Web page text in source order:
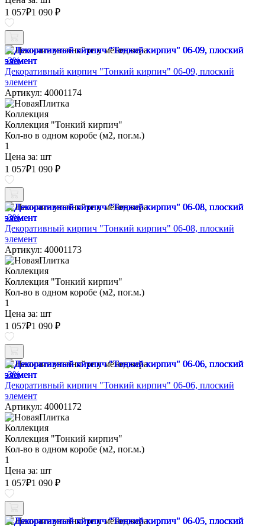
1 057₽1 090 ₽
Наличие уточняйте у менеджера
-3%
Декоративный кирпич "Тонкий кирпич" 06-09, плоский
элемент
Артикул: 40001174
Коллекция
Коллекция "Тонкий кирпич"
Кол-во в одном коробе (м2, пог.м.)
1
Цена за: шт
1 057₽1 090 ₽
Наличие уточняйте у менеджера
-3%
Декоративный кирпич "Тонкий кирпич" 06-08, плоский
элемент
Артикул: 40001173
Коллекция
Коллекция "Тонкий кирпич"
Кол-во в одном коробе (м2, пог.м.)
1
Цена за: шт
1 057₽1 090 ₽
Наличие уточняйте у менеджера
-3%
Декоративный кирпич "Тонкий кирпич" 06-06, плоский
элемент
Артикул: 40001172
Коллекция
Коллекция "Тонкий кирпич"
Кол-во в одном коробе (м2, пог.м.)
1
Цена за: шт
1 057₽1 090 ₽
Наличие уточняйте у менеджера